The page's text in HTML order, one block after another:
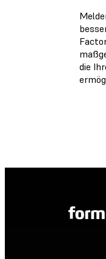
die